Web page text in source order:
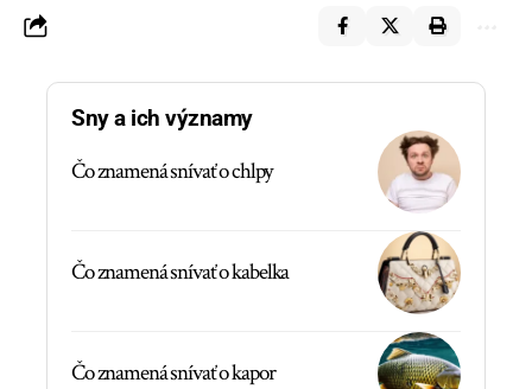
Sny a ich významy
Čo znamená snívať o chlpy
Čo znamená snívať o kabelka
Čo znamená snívať o kapor